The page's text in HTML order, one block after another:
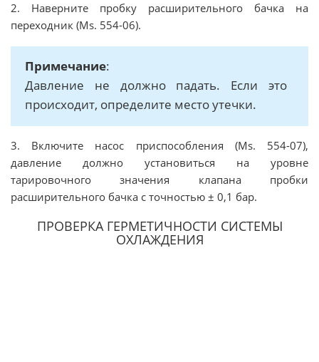
2. Наверните пробку расширительного бачка на
переходник (Ms. 554-06).
Примечание:
Давление не должно падать. Если это
происходит, определите место утечки.
3. Включите насос приспособления (Ms. 554-07),
давление должно установиться на уровне
тарировочного значения клапана пробки
расширительного бачка с точностью ± 0,1 бар.
ПРОВЕРКА ГЕРМЕТИЧНОСТИ СИСТЕМЫ
ОХЛАЖДЕНИЯ